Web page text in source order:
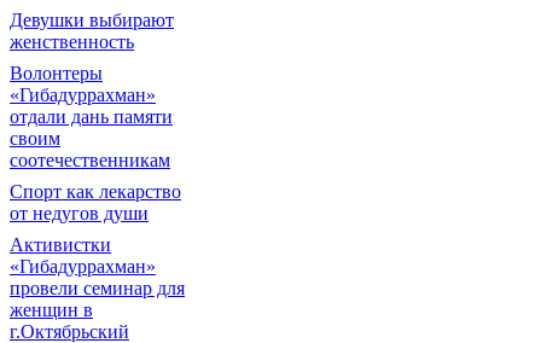
Девушки выбирают
женственность
Волонтеры
«Гибадуррахман»
отдали дань памяти
своим
соотечественникам
Спорт как лекарство
от недугов души
Активистки
«Гибадуррахман»
провели семинар для
женщин в
г.Октябрьский